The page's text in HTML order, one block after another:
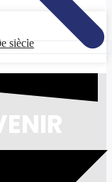
siècle